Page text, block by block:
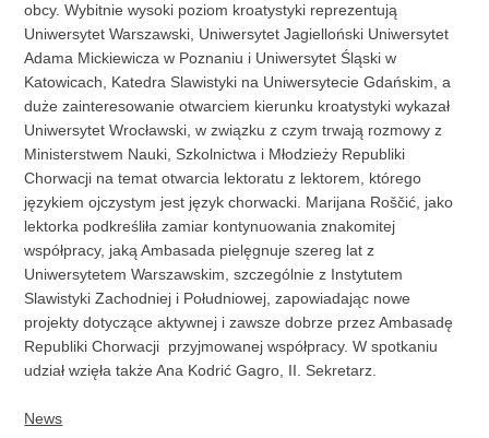
obcy. Wybitnie wysoki poziom kroatystyki reprezentują
Uniwersytet Warszawski, Uniwersytet Jagielloński Uniwersytet
Adama Mickiewicza w Poznaniu i Uniwersytet Śląski w
Katowicach, Katedra Slawistyki na Uniwersytecie Gdańskim, a
duże zainteresowanie otwarciem kierunku kroatystyki wykazał
Uniwersytet Wrocławski, w związku z czym trwają rozmowy z
Ministerstwem Nauki, Szkolnictwa i Młodzieży Republiki
Chorwacji na temat otwarcia lektoratu z lektorem, którego
językiem ojczystym jest język chorwacki. Marijana Roščić, jako
lektorka podkreśliła zamiar kontynuowania znakomitej
współpracy, jaką Ambasada pielęgnuje szereg lat z
Uniwersytetem Warszawskim, szczególnie z Instytutem
Slawistyki Zachodniej i Południowej, zapowiadając nowe
projekty dotyczące aktywnej i zawsze dobrze przez Ambasadę
Republiki Chorwacji przyjmowanej współpracy. W spotkaniu
udział wzięła także Ana Kodrić Gagro, II. Sekretarz.
News